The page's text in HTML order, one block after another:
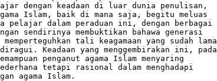
dengan keadaan di luar dunia penulisan,
Islam, baik di mana saja, begitu meluas
pelajar dalam peraduan ini, dengan berbagai
sendirinya membuktikan bahawa generasi
tali keagamaan yang sudah lama
Keadaan yang menggembirakan ini, pada
penganut agama Islam menyaring
tetapi rasional dalam menghadapi
agama Islam.